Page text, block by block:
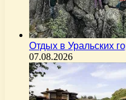
Отдых в Уральских
07.08.2026